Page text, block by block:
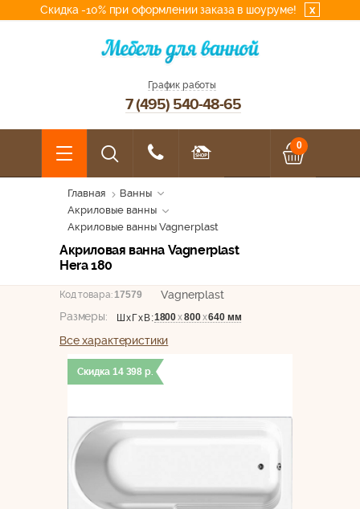
Скидка -10% при оформлении заказа в шоуруме! x
График работы
7 (495) 540-48-65
0
Главная
Ванны
Акриловые ванны
Акриловые ванны Vagnerplast
Акриловая ванна Vagnerplast
Hera 180
Код товара: 17579
Vagnerplast
Размеры:
ШхГхВ:1800х800х640 мм
Все характеристики
Скидка 14 398 р.